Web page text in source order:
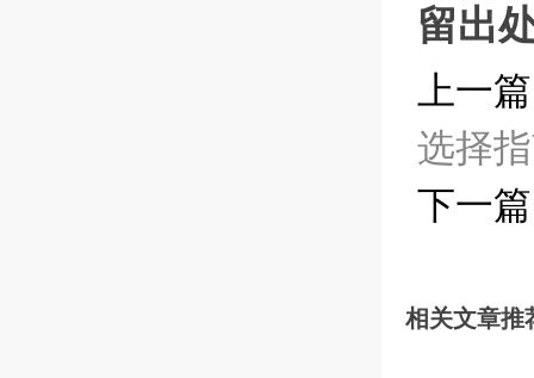
留出
上一
选择
下一
相关文章推